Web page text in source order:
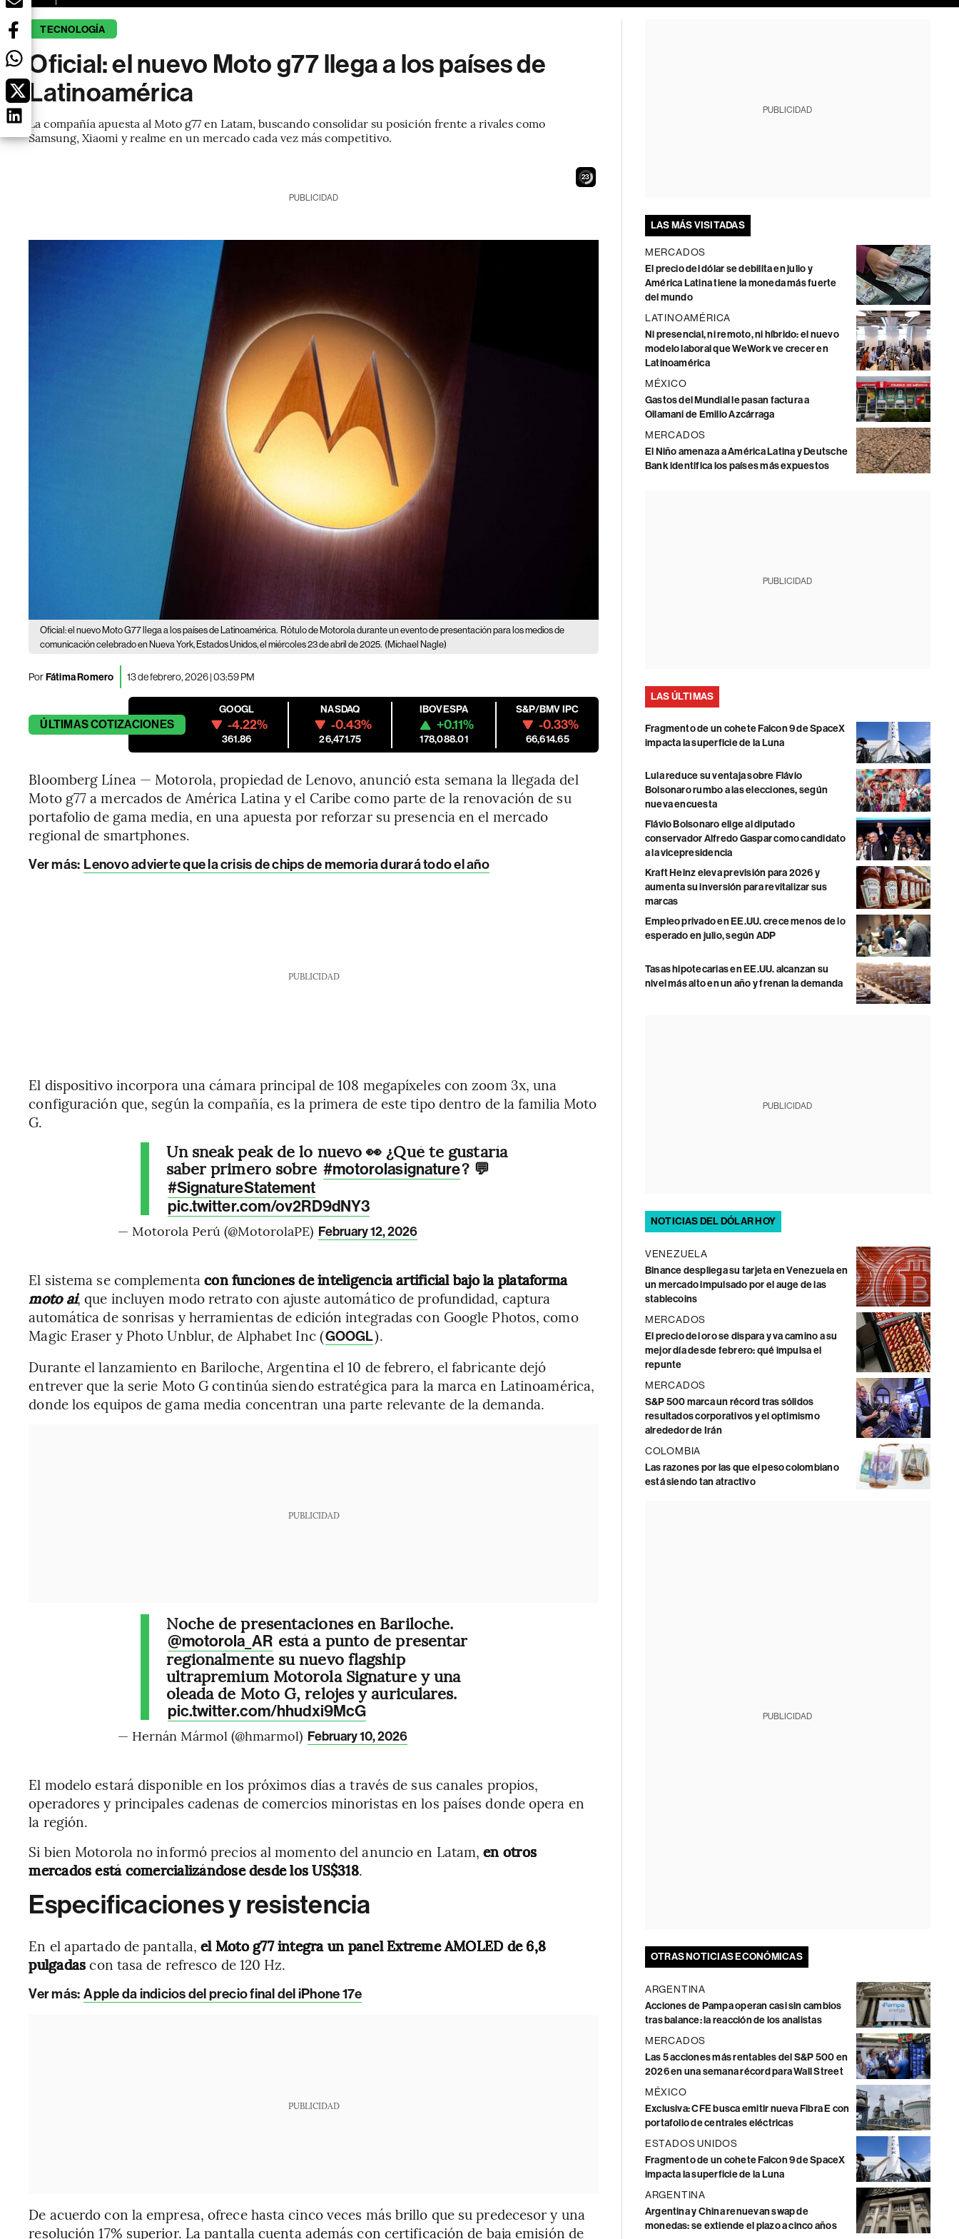
TECNOLOGÍA
Oficial: el nuevo Moto g77 llega a los países de
Latinoamérica
La compañía apuesta al Moto g77 en Latam, buscando consolidar su posición frente a rivales como
Samsung, Xiaomi y realme en un mercado cada vez más competitivo.
22
PUBLICIDAD
Oficial: el nuevo Moto G77 llega a los países de Latinoamérica. Rótulo de Motorola durante un evento de presentación para los medios de
comunicación celebrado en Nueva York, Estados Unidos, el miércoles 23 de abril de 2025. (Michael Nagle)
PorFátima Romero 13 de febrero, 2026 | 03:59 PM
ÚLTIMASCOTIZACIONES
GOOGL
-4.22%
361.86
NASDAQ
-0.43%
26,471.75
IBOVESPA
+0.11%
178,088.01
S&P/BMV IPC
-0.33%
66,614.65
Bloomberg Línea — Motorola, propiedad de Lenovo, anunció esta semana la llegada del
Moto g77 a mercados de América Latina y el Caribe como parte de la renovación de su
portafolio de gama media, en una apuesta por reforzar su presencia en el mercado
regional de smartphones.
Ver más: Lenovo advierte que la crisis de chips de memoria durará todo el año
PUBLICIDAD
El dispositivo incorpora una cámara principal de 108 megapíxeles con zoom 3x, una
configuración que, según la compañía, es la primera de este tipo dentro de la familia Moto
G.
Un sneak peak de lo nuevo 👀 ¿Qué te gustaría
saber primero sobre #motorolasignature? 💬
#SignatureStatement
pic.twitter.com/ov2RD9dNY3
— Motorola Perú (@MotorolaPE) February 12, 2026
El sistema se complementa con funciones de inteligencia artificial bajo la plataforma
moto ai, que incluyen modo retrato con ajuste automático de profundidad, captura
automática de sonrisas y herramientas de edición integradas con Google Photos, como
Magic Eraser y Photo Unblur, de Alphabet Inc (GOOGL).
Durante el lanzamiento en Bariloche, Argentina el 10 de febrero, el fabricante dejó
entrever que la serie Moto G continúa siendo estratégica para la marca en Latinoamérica,
donde los equipos de gama media concentran una parte relevante de la demanda.
PUBLICIDAD
Noche de presentaciones en Bariloche.
@motorola_AR está a punto de presentar
regionalmente su nuevo flagship
ultrapremium Motorola Signature y una
oleada de Moto G, relojes y auriculares.
pic.twitter.com/hhudxi9McG
— Hernán Mármol (@hmarmol) February 10, 2026
El modelo estará disponible en los próximos días a través de sus canales propios,
operadores y principales cadenas de comercios minoristas en los países donde opera en
la región.
Si bien Motorola no informó precios al momento del anuncio en Latam,en otros
mercados está comercializándose desde los US$318.
Especificaciones y resistencia
En el apartado de pantalla,el Moto g77 integra un panel Extreme AMOLED de 6,8
pulgadascon tasa de refresco de 120 Hz.
Ver más: Apple da indicios del precio final del iPhone 17e
PUBLICIDAD
De acuerdo con la empresa, ofrece hasta cinco veces más brillo que su predecesor y una
resolución 17% superior. La pantalla cuenta además con certificación de baja emisión de
PUBLICIDAD
LAS MÁS VISITADAS
MERCADOS
El precio del dólar se debilita en julio y
América Latina tiene la moneda más fuerte
del mundo
LATINOAMÉRICA
Ni presencial, ni remoto, ni híbrido: el nuevo
modelo laboral que WeWork ve crecer en
Latinoamérica
MÉXICO
Gastos del Mundial le pasan factura a
Ollamani de Emilio Azcárraga
MERCADOS
El Niño amenaza a América Latina y Deutsche
Bank identifica los países más expuestos
PUBLICIDAD
LAS ÚLTIMAS
Fragmento de un cohete Falcon 9 de SpaceX
impacta la superficie de la Luna
Lula reduce su ventaja sobre Flávio
Bolsonaro rumbo a las elecciones, según
nueva encuesta
Flávio Bolsonaro elige al diputado
conservador Alfredo Gaspar como candidato
a la vicepresidencia
Kraft Heinz eleva previsión para 2026 y
aumenta su inversión para revitalizar sus
marcas
Empleo privado en EE.UU. crece menos de lo
esperado en julio, según ADP
Tasas hipotecarias en EE.UU. alcanzan su
nivel más alto en un año y frenan la demanda
PUBLICIDAD
NOTICIAS DEL DÓLAR HOY
VENEZUELA
Binance despliega su tarjeta en Venezuela en
un mercado impulsado por el auge de las
stablecoins
MERCADOS
El precio del oro se dispara y va camino a su
mejor día desde febrero: qué impulsa el
repunte
MERCADOS
S&P 500 marca un récord tras sólidos
resultados corporativos y el optimismo
alrededor de Irán
COLOMBIA
Las razones por las que el peso colombiano
está siendo tan atractivo
PUBLICIDAD
OTRAS NOTICIAS ECONÓMICAS
ARGENTINA
Acciones de Pampa operan casi sin cambios
tras balance: la reacción de los analistas
MERCADOS
Las 5 acciones más rentables del S&P 500 en
2026 en una semana récord para Wall Street
MÉXICO
Exclusiva: CFE busca emitir nueva Fibra E con
portafolio de centrales eléctricas
ESTADOS UNIDOS
Fragmento de un cohete Falcon 9 de SpaceX
impacta la superficie de la Luna
ARGENTINA
Argentina y China renuevan swap de
monedas: se extiende el plazo a cinco años